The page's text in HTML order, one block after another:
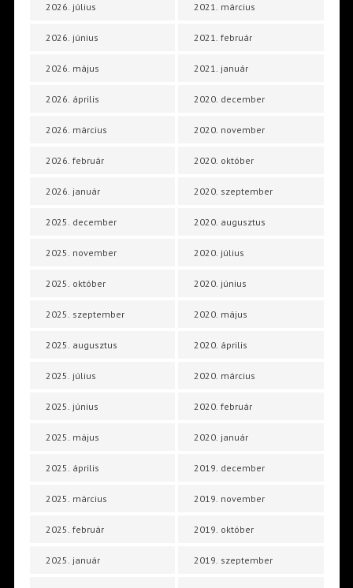
2026. július
2026. június
2026. május
2026. április
2026. március
2026. február
2026. január
2025. december
2025. november
2025. október
2025. szeptember
2025. augusztus
2025. július
2025. június
2025. május
2025. április
2025. március
2025. február
2025. január
2021. március
2021. február
2021. január
2020. december
2020. november
2020. október
2020. szeptember
2020. augusztus
2020. július
2020. június
2020. május
2020. április
2020. március
2020. február
2020. január
2019. december
2019. november
2019. október
2019. szeptember